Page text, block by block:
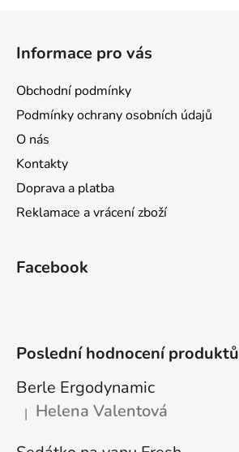
Informace pro vás
Obchodní podmínky
Podmínky ochrany osobních údajů
O nás
Kontakty
Doprava a platba
Reklamace a vrácení zboží
Facebook
Poslední hodnocení produktů
Berle Ergodynamic
Hodnocení produktu je 5 z 5 hvězdiček.
| Helena Valentová